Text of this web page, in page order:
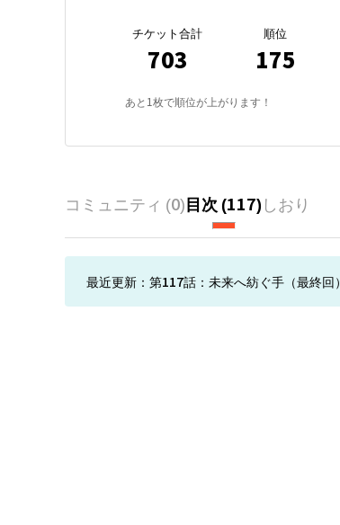
チケット合計
703
順位
175
あと 1枚で順位が上がります！
コミュニティ (0)目次 (117)しおり
最近更新： 第117話：未来へ紡ぐ手（最終回）